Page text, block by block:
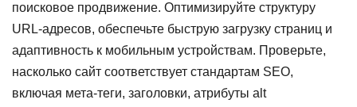
поисковое продвижение. Оптимизируйте структуру
URL-адресов, обеспечьте быструю загрузку страниц и
адаптивность к мобильным устройствам. Проверьте,
насколько сайт соответствует стандартам SEO,
включая мета-теги, заголовки, атрибуты alt